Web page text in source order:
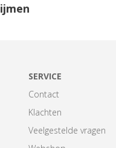
SERVICE
Contact
Klachten
Veelgestelde vragen